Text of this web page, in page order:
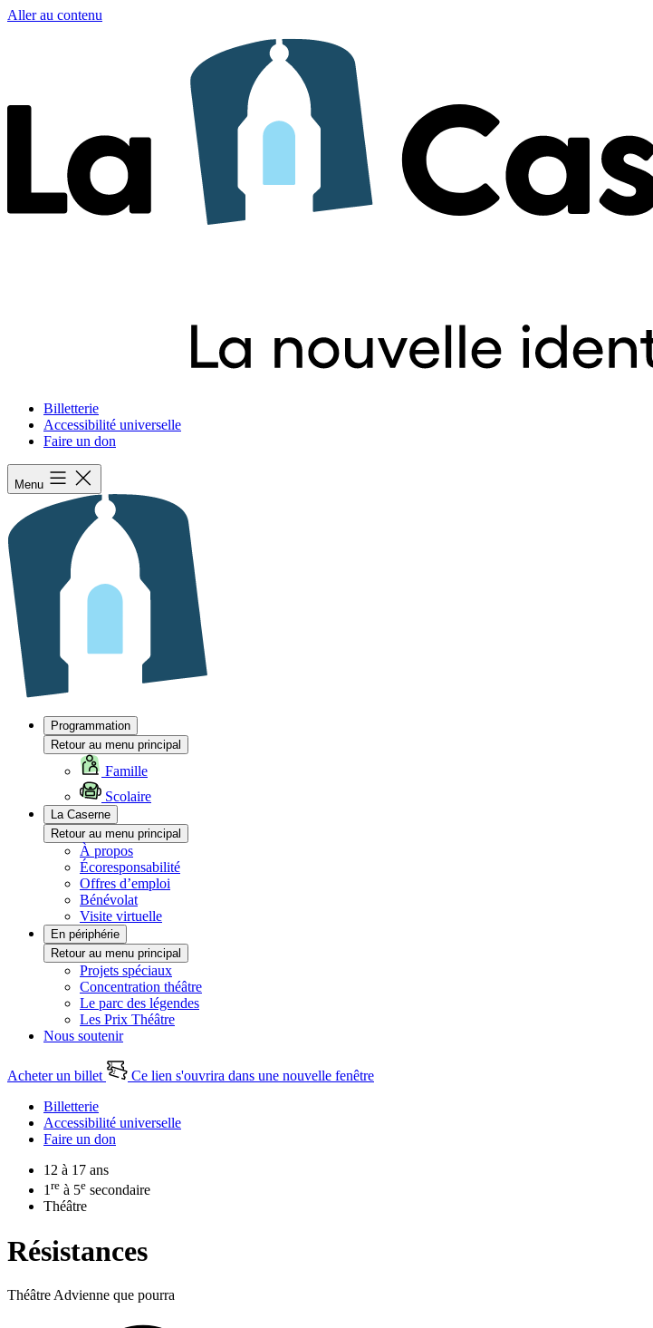
Aller au contenu
Billetterie
Accessibilité universelle
Faire un don
Menu
Programmation
Retour au menu principal
Famille
Scolaire
La Caserne
Retour au menu principal
À propos
Écoresponsabilité
Offres d’emploi
Bénévolat
Visite virtuelle
En périphérie
Retour au menu principal
Projets spéciaux
Concentration théâtre
Le parc des légendes
Les Prix Théâtre
Nous soutenir
Acheter un billet
Ce lien s'ouvrira dans une nouvelle fenêtre
Billetterie
Accessibilité universelle
Faire un don
12 à 17 ans
1 re à 5e secondaire
Théâtre
Résistances
Théâtre Advienne que pourra